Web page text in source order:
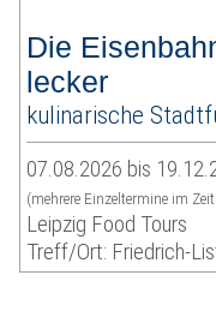
Die
lecker
kulinarische
07.08.2026 bis
(mehrere Einzeltermine im
Leipzig Food Tours
Treff/Ort: Friedrich-